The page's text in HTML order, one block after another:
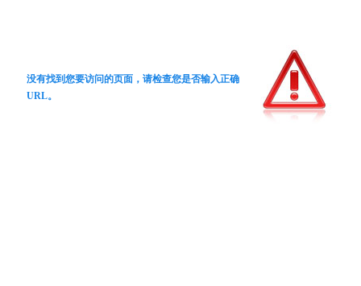
没有找到您要访问的页面，请检查您是否输入正确
URL。